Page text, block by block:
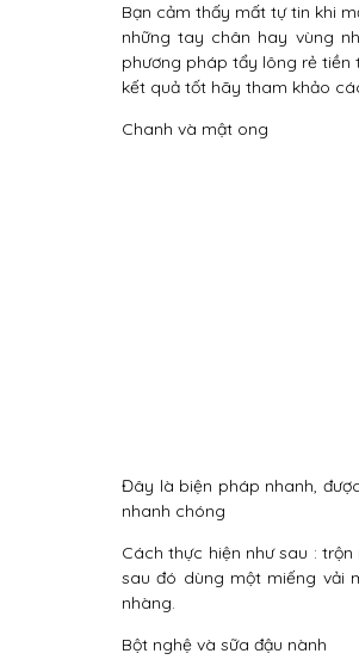
Bạn cảm thấy mất tự tin khi
những tay chân hay vùng
phương pháp tẩy lông rẻ tiền
kết quả tốt hãy tham khảo
Chanh và mật ong
Đây là biện pháp nhanh,
nhanh chóng
Cách thực hiện như sau :
sau đó dùng một miếng vải
nhàng.
Bột nghệ và sữa đậu nành